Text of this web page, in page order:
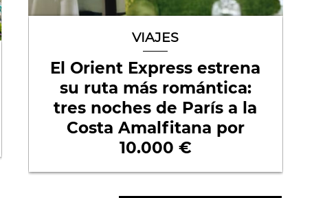
VIAJES
El Orient Express estrena
su ruta más romántica:
tres noches de París a la
Costa Amalfitana por
10.000 €